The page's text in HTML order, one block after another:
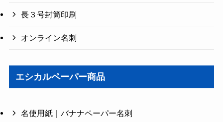
長３号封筒印刷
オンライン名刺
エシカルペーパー商品
名使用紙｜バナナペーパー名刺